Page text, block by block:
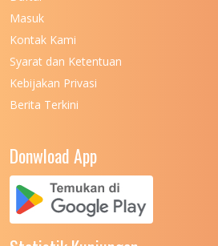
UNIVERSITAS NEGERI MEDAN
UNIVERSITAS NEGERI PADANG
UNIVERSITAS NUSA CENDANA
UNIVERSITAS PADJADJARAN
Masuk
Kontak Kami
Syarat dan Ketentuan
Kebijakan Privasi
Berita Terkini
Donwload App